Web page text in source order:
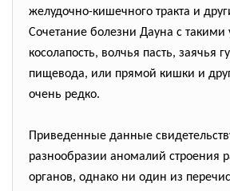
желудочно-кишечного тракта и
Сочетание болезни Дауна с такими
косолапость, волчья пасть, заячья
пищевода, или прямой кишки и
очень редко.
Приведенные данные
разнообразии аномалий строения
органов, однако ни один из